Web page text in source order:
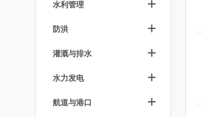
水利管理
防洪
灌溉与排水
水力发电
航道与港口